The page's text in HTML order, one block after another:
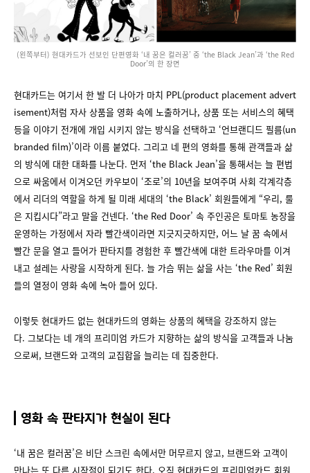
(왼쪽부터) 현대카드가 선보인 단편영화 ‘내 꿈은 컬러꿈’ 중 ‘the Black Jean’과 ‘the Red
Door’의 한 장면
현대카드는 여기서 한 발 더 나아가 마치 PPL(product placement advert
isement)처럼 자사 상품을 영화 속에 노출하거나, 상품 또는 서비스의 혜택
등을 이야기 전개에 개입 시키지 않는 방식을 선택하고 ‘언브랜디드 필름(un
branded film)’이라 이름 붙였다. 그리고 네 편의 영화를 통해 관객들과 삶
의 방식에 대한 대화를 나눈다. 먼저 ‘the Black Jean’을 통해서는 늘 편법
으로 싸움에서 이겨오던 카우보이 ‘조로’의 10년을 보여주며 사회 각계각층
에서 리더의 역할을 하게 될 미래 세대의 ‘the Black’ 회원들에게 “우리, 룰
은 지킵시다”라고 말을 건넨다. ‘the Red Door’ 속 주인공은 토마토 농장을
운영하는 가정에서 자라 빨간색이라면 지긋지긋하지만, 어느 날 꿈 속에서
빨간 문을 열고 들어가 판타지를 경험한 후 빨간색에 대한 트라우마를 이겨
내고 설레는 사랑을 시작하게 된다. 늘 가슴 뛰는 삶을 사는 ‘the Red’ 회원
들의 열정이 영화 속에 녹아 들어 있다.
이렇듯 현대카드 없는 현대카드의 영화는 상품의 혜택을 강조하지 않는
다. 그보다는 네 개의 프리미엄 카드가 지향하는 삶의 방식을 고객들과 나눔
으로써, 브랜드와 고객의 교집합을 늘리는 데 집중한다.
영화 속 판타지가 현실이 된다
‘내 꿈은 컬러꿈’은 비단 스크린 속에서만 머무르지 않고, 브랜드와 고객이
만나는 또 다른 시작점이 되기도 한다. 오직 현대카드의 프리미엄카드 회원